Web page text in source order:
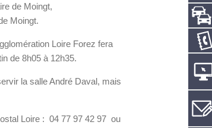
de Moingt,
Moingt.
Loire Forez fera
de 8h05 à 12h35.
la salle André Daval, mais
Loire : 04 77 97 42 97 ou